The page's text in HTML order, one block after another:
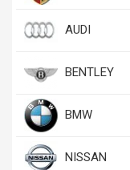
AUDI
BENTLEY
BMW
NISSAN